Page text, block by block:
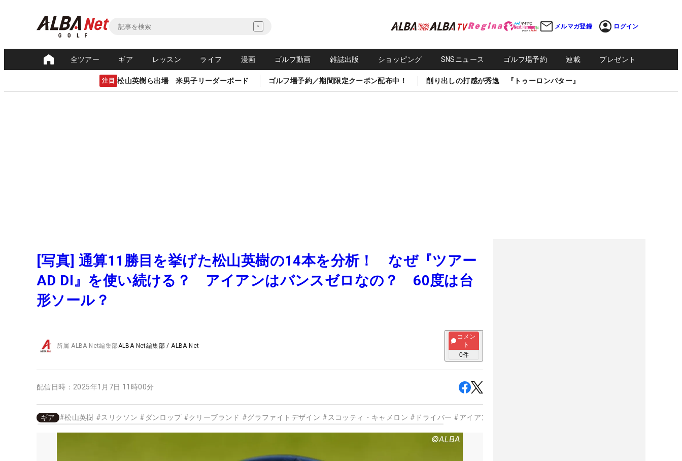
メルマガ登録 ログイン
全ツアー ギア レッスン ライフ 漫画 ゴルフ動画 雑誌出版 ショッピング SNSニュース ゴルフ場予約 連載 プレゼント
注目 松山英樹ら出場 米男子リーダーボード ゴルフ場予約／期間限定クーポン配布中！ 削り出しの打感が秀逸 『トゥーロンパター』
[写真] 通算11勝目を挙げた松山英樹の14本を分析！ なぜ『ツアー
AD DI』を使い続ける？ アイアンはバンスゼロなの？ 60度は台
形ソール？
所属ALBA Net編集部ALBA Net編集部 /ALBA Net
コメン
ト
0件
配信日時： 2025年1月7日 11時00分
ギア #松山英樹 #スリクソン # ダンロップ #クリーブランド #グラファイトデザイン #スコッティ・キャメロン # ドライバー #アイアン